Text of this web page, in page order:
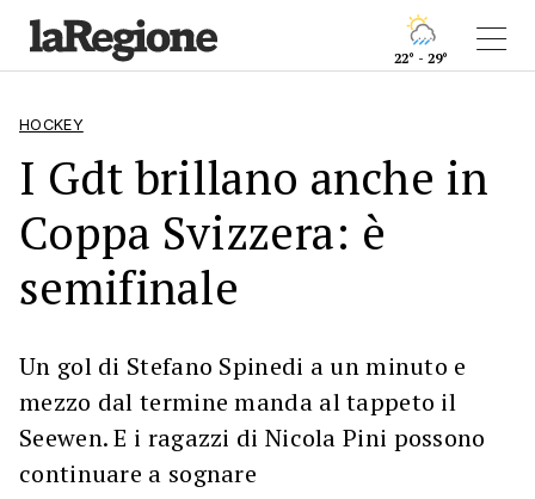
22° - 29°
HOCKEY
I Gdt brillano anche in
Coppa Svizzera: è
semifinale
Un gol di Stefano Spinedi a un minuto e
mezzo dal termine manda al tappeto il
Seewen. E i ragazzi di Nicola Pini possono
continuare a sognare